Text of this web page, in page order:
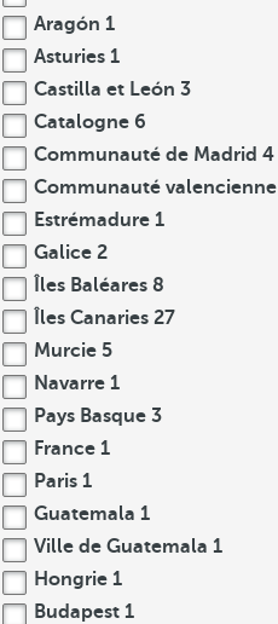
Aragón 1
Asturies 1
Castilla et León 3
Catalogne 6
Communauté de Madrid 4
Communauté valencienne
Estrémadure 1
Galice 2
Îles Baléares 8
Îles Canaries 27
Murcie 5
Navarre 1
Pays Basque 3
France 1
Paris 1
Guatemala 1
Ville de Guatemala 1
Hongrie 1
Budapest 1